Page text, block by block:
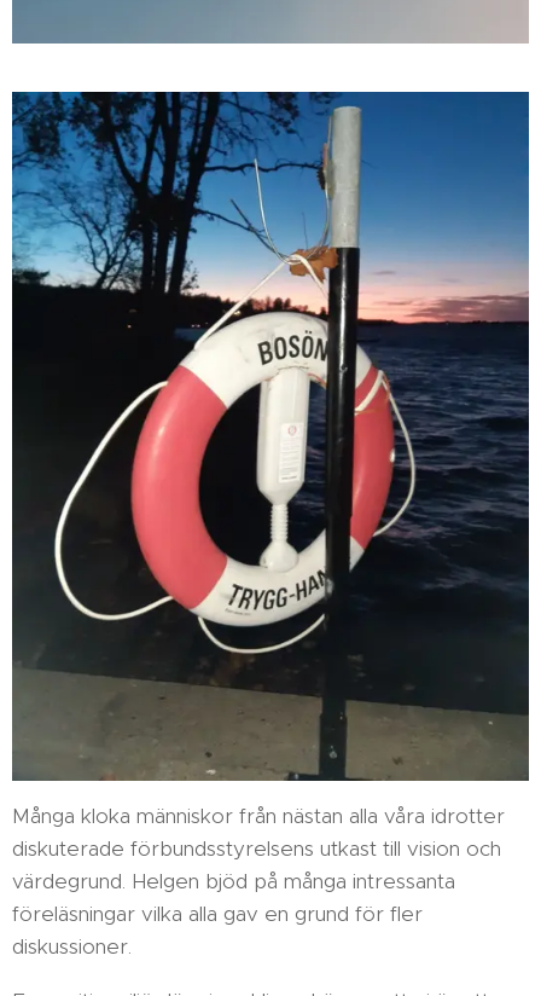
Många kloka människor från nästan alla våra idrotter
diskuterade förbundsstyrelsens utkast till vision och
värdegrund. Helgen bjöd på många intressanta
föreläsningar vilka alla gav en grund för fler
diskussioner.